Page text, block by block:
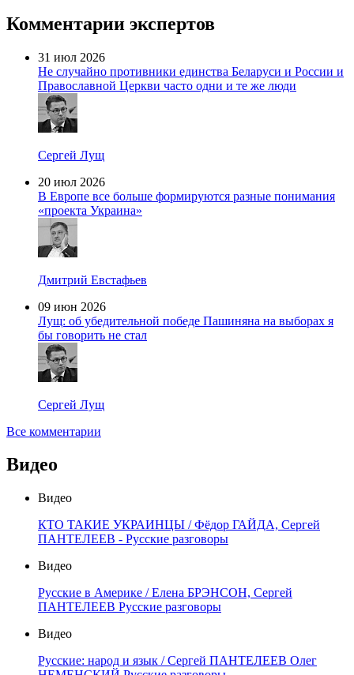
Комментарии экспертов
31 июл 2026
Не случайно противники единства Беларуси и России и
Православной Церкви часто одни и те же люди
Сергей Лущ
20 июл 2026
В Европе все больше формируются разные понимания
«проекта Украина»
Дмитрий Евстафьев
09 июн 2026
Лущ: об убедительной победе Пашиняна на выборах я
бы говорить не стал
Сергей Лущ
Все комментарии
Видео
Видео
КТО ТАКИЕ УКРАИНЦЫ / Фёдор ГАЙДА, Сергей
ПАНТЕЛЕЕВ - Русские разговоры
Видео
Русские в Америке / Елена БРЭНСОН, Сергей
ПАНТЕЛЕЕВ Русские разговоры
Видео
Русские: народ и язык / Сергей ПАНТЕЛЕЕВ Олег